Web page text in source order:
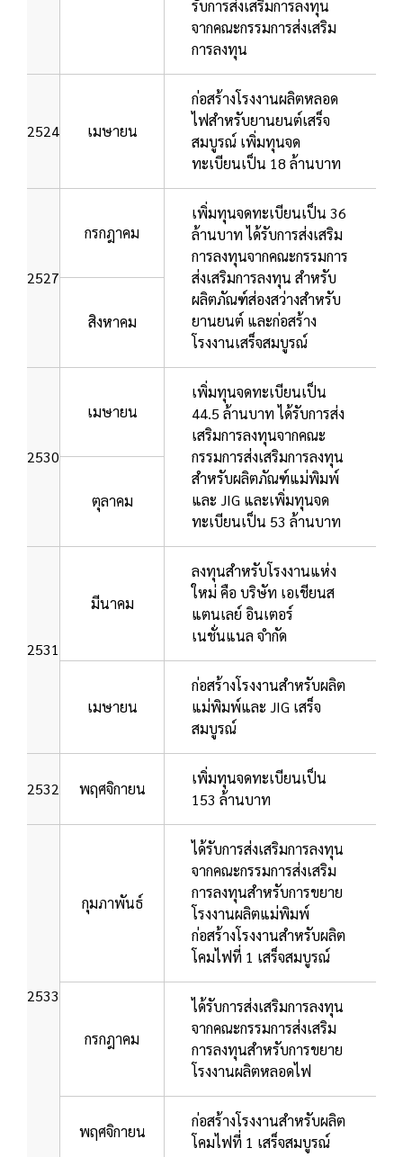
รับการส่งเสริมการลงทุน
จากคณะกรรมการส่งเสริม
การลงทุน
2524 เมษายน
ก่อสร้างโรงงานผลิตหลอด
ไฟสำหรับยานยนต์เสร็จ
สมบูรณ์ เพิ่มทุนจด
ทะเบียนเป็น 18 ล้านบาท
2527
กรกฎาคม
เพิ่มทุนจดทะเบียนเป็น 36
ล้านบาท ได้รับการส่งเสริม
การลงทุนจากคณะกรรมการ
ส่งเสริมการลงทุน สำหรับ
ผลิตภัณฑ์ส่องสว่างสำหรับ
ยานยนต์ และก่อสร้าง
โรงงานเสร็จสมบูรณ์
สิงหาคม
2530
เมษายน
เพิ่มทุนจดทะเบียนเป็น
44.5 ล้านบาท ได้รับการส่ง
เสริมการลงทุนจากคณะ
กรรมการส่งเสริมการลงทุน
สำหรับผลิตภัณฑ์แม่พิมพ์
และ JIG และเพิ่มทุนจด
ทะเบียนเป็น 53 ล้านบาท
ตุลาคม
2531
มีนาคม
ลงทุนสำหรับโรงงานแห่ง
ใหม่ คือ บริษัท เอเชียนส
แตนเลย์ อินเตอร์
เนชั่นแนล จำกัด
เมษายน
ก่อสร้างโรงงานสำหรับผลิต
แม่พิมพ์และ JIG เสร็จ
สมบูรณ์
2532 พฤศจิกายน
เพิ่มทุนจดทะเบียนเป็น
153 ล้านบาท
2533
กุมภาพันธ์
ได้รับการส่งเสริมการลงทุน
จากคณะกรรมการส่งเสริม
การลงทุนสำหรับการขยาย
โรงงานผลิตแม่พิมพ์
ก่อสร้างโรงงานสำหรับผลิต
โคมไฟที่ 1 เสร็จสมบูรณ์
กรกฎาคม
ได้รับการส่งเสริมการลงทุน
จากคณะกรรมการส่งเสริม
การลงทุนสำหรับการขยาย
โรงงานผลิตหลอดไฟ
พฤศจิกายน
ก่อสร้างโรงงานสำหรับผลิต
โคมไฟที่ 1 เสร็จสมบูรณ์